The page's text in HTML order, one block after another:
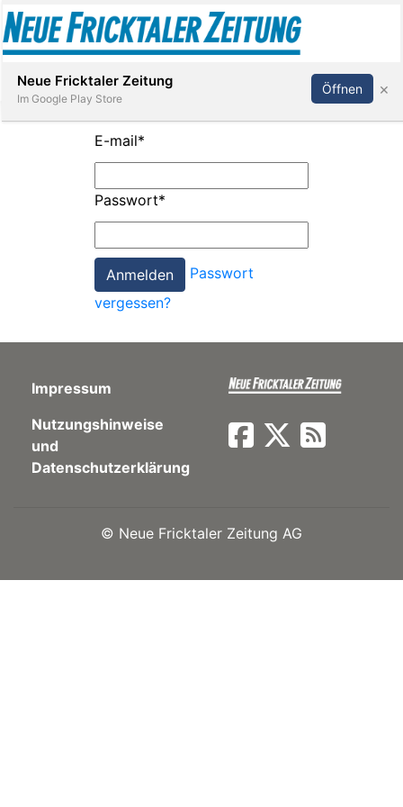
Paper
App
Abonnieren Anmelden
E-mail*
Passwort*
Passwort
vergessen?
Impressum
Nutzungshinweise
und
Datenschutzerklärung
© Neue Fricktaler Zeitung AG
Neue Fricktaler Zeitung
Im Google Play Store
Öffnen ×